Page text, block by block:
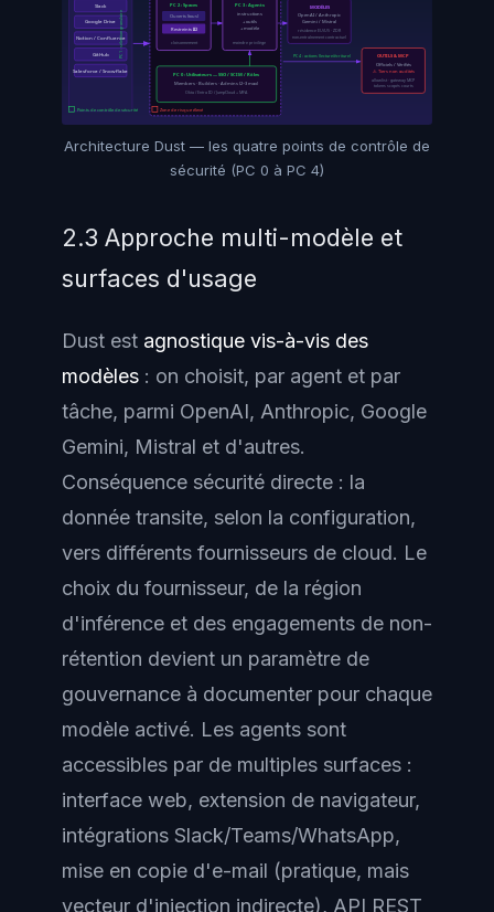
Slack
Google Drive
Notion / Confluence
GitHub
Salesforce / Snowflake
PC 1 : sélection granulaire
PC 2 : Spaces
Ouverts (tous)
Restreints ⚿
cloisonnement
PC 3 : Agents
instructions
+ outils
+ modèle
moindre privilège
PC 0 : Utilisateurs — SSO / SCIM / Rôles
Members · Builders · Admins (2–3 max)
Okta / Entra ID / JumpCloud + MFA
MODÈLES
OpenAI / Anthropic
Gemini / Mistral
résidence EU/US · ZDR
non-entraînement contractuel
PC 4 : actions (lecture/écriture) OUTILS & MCP
Officiels / Vérifiés
⚠ Tiers non audités
allowlist · gateway MCP
tokens scopés courts
Points de contrôle de sécurité Zone de risque élevé
Architecture Dust — les quatre points de contrôle de
sécurité (PC 0 à PC 4)
2.3 Approche multi-modèle et
surfaces d'usage
Dust est agnostique vis-à-vis des
modèles : on choisit, par agent et par
tâche, parmi OpenAI, Anthropic, Google
Gemini, Mistral et d'autres.
Conséquence sécurité directe : la
donnée transite, selon la configuration,
vers différents fournisseurs de cloud. Le
choix du fournisseur, de la région
d'inférence et des engagements de non-
rétention devient un paramètre de
gouvernance à documenter pour chaque
modèle activé. Les agents sont
accessibles par de multiples surfaces :
interface web, extension de navigateur,
intégrations Slack/Teams/WhatsApp,
mise en copie d'e-mail (pratique, mais
vecteur d'injection indirecte), API REST